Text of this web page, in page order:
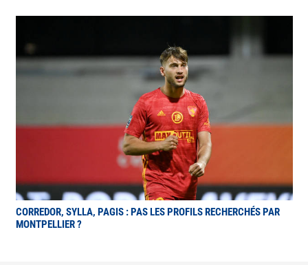
CORREDOR, SYLLA, PAGIS : PAS LES PROFILS RECHERCHÉS PAR
MONTPELLIER ?